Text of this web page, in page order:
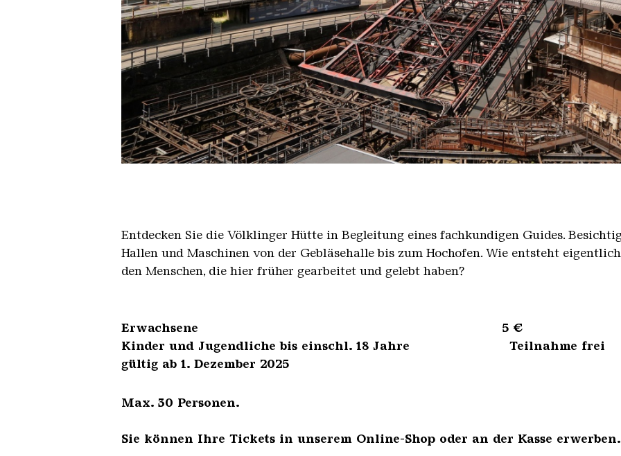
Der Erzschrägaufzug der Völklinger Hütte mit dem Gasometer im Hintergrund
Copyright: Weltkulturerbe Völklinger Hütte | Karl Heinrich Veith
Entdecken Sie die Völklinger Hütte in Begleitung eines fachkundigen Guides.
Hallen und Maschinen von der Gebläsehalle bis zum Hochofen. Wie entsteht
den Menschen, die hier früher gearbeitet und gelebt haben?
Erwachsene 5 €
Kinder und Jugendliche bis einschl. 18 Jahre Teilnahme frei
gültig ab 1. Dezember 2025
Max. 30 Personen.
Sie können Ihre Tickets in unserem Online-Shop oder an der Kasse erwerben.